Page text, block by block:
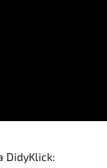
DidyKlick: